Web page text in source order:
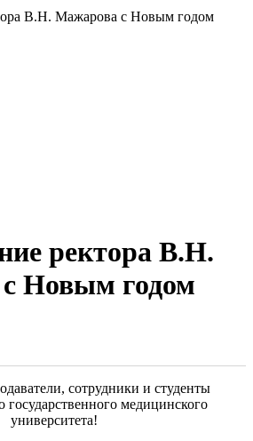
В.Н. Мажарова с Новым годом
ректора В.Н.
Новым годом
сотрудники и студенты
государственного медицинского
университета!